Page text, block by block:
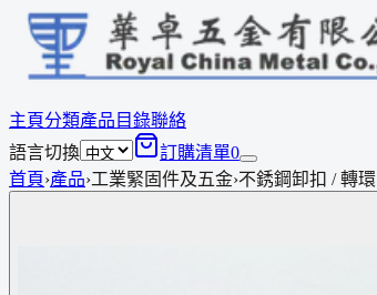
主頁分類產品 目錄聯絡
語言切換
訂購清單0
首頁›產品›工業緊固件及五金›不銹鋼卸扣 / 轉環